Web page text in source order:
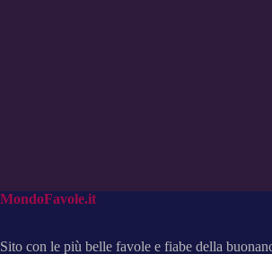
MondoFavole.it
Sito con le più belle favole e fiabe della